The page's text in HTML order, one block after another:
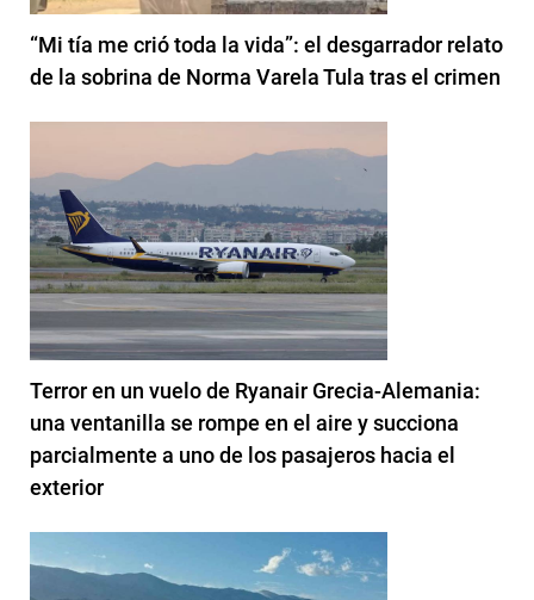
“Mi tía me crió toda la vida”: el desgarrador relato
de la sobrina de Norma Varela Tula tras el crimen
Terror en un vuelo de Ryanair Grecia-Alemania:
una ventanilla se rompe en el aire y succiona
parcialmente a uno de los pasajeros hacia el
exterior